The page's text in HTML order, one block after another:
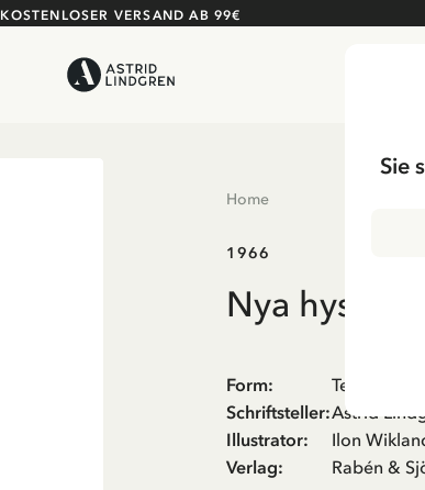
KOSTENLOSER VERSAND AB 99€
Home
1966
Nya hyss av
Form:
Textbook
Schriftsteller:Astrid
Illustrator:
Ilon
Verlag: Rabén &
Sie